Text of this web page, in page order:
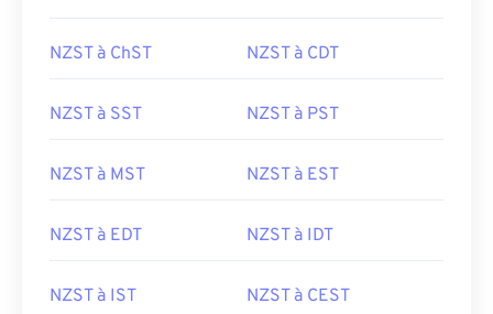
NZST à ChST NZST à CDT
NZST à SST NZST à PST
NZST à MST NZST à EST
NZST à EDT NZST à IDT
NZST à IST NZST à CEST